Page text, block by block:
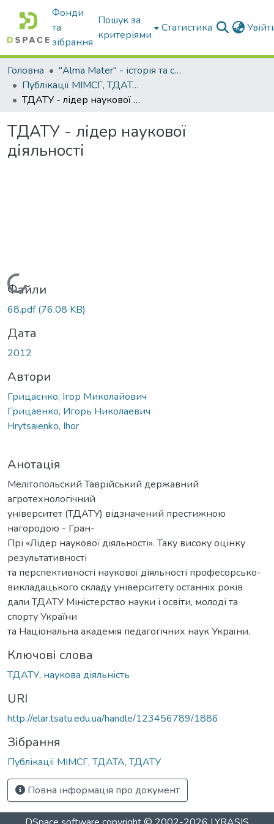
Фонди
та
зібрання
Пошук за
критеріями
Статистика
Головна
"Alma Mater" - історія та сьогодення Університету
Публікації МІМСГ, ТДАТА, ТДАТУ
ТДАТУ - лідер наукової діяльності
ТДАТУ - лідер наукової
діяльності
Вантажиться...
Файли
68.pdf(76.08 KB)
Дата
2012
Автори
Грицаєнко, Ігор Миколайович
Грицаенко, Игорь Николаевич
Hrytsaienko, Ihor
Анотація
Мелітопольский Таврійський державний
агротехнологічний
університет (ТДАТУ) відзначений престижною
нагородою - Гран-
Прі «Лідер наукової діяльності». Таку високу оцінку
результативності
та перспективності наукової діяльності професорсько-
викладацького складу університету останніх років
дали ТДАТУ Міністерство науки і освіти, молоді та
спорту України
та Національна академія педагогічних наук України.
Ключові слова
ТДАТУ, наукова діяльність
URI
http://elar.tsatu.edu.ua/handle/123456789/1886
Зібрання
Публікації МІМСГ, ТДАТА, ТДАТУ
Повна інформація про документ